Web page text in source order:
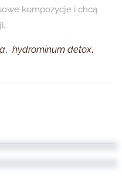
kompozycje i chcą
, hydrominum detox,